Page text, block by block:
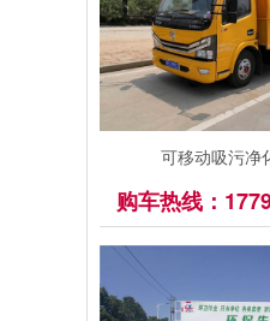
可移动吸污净
购车热线：